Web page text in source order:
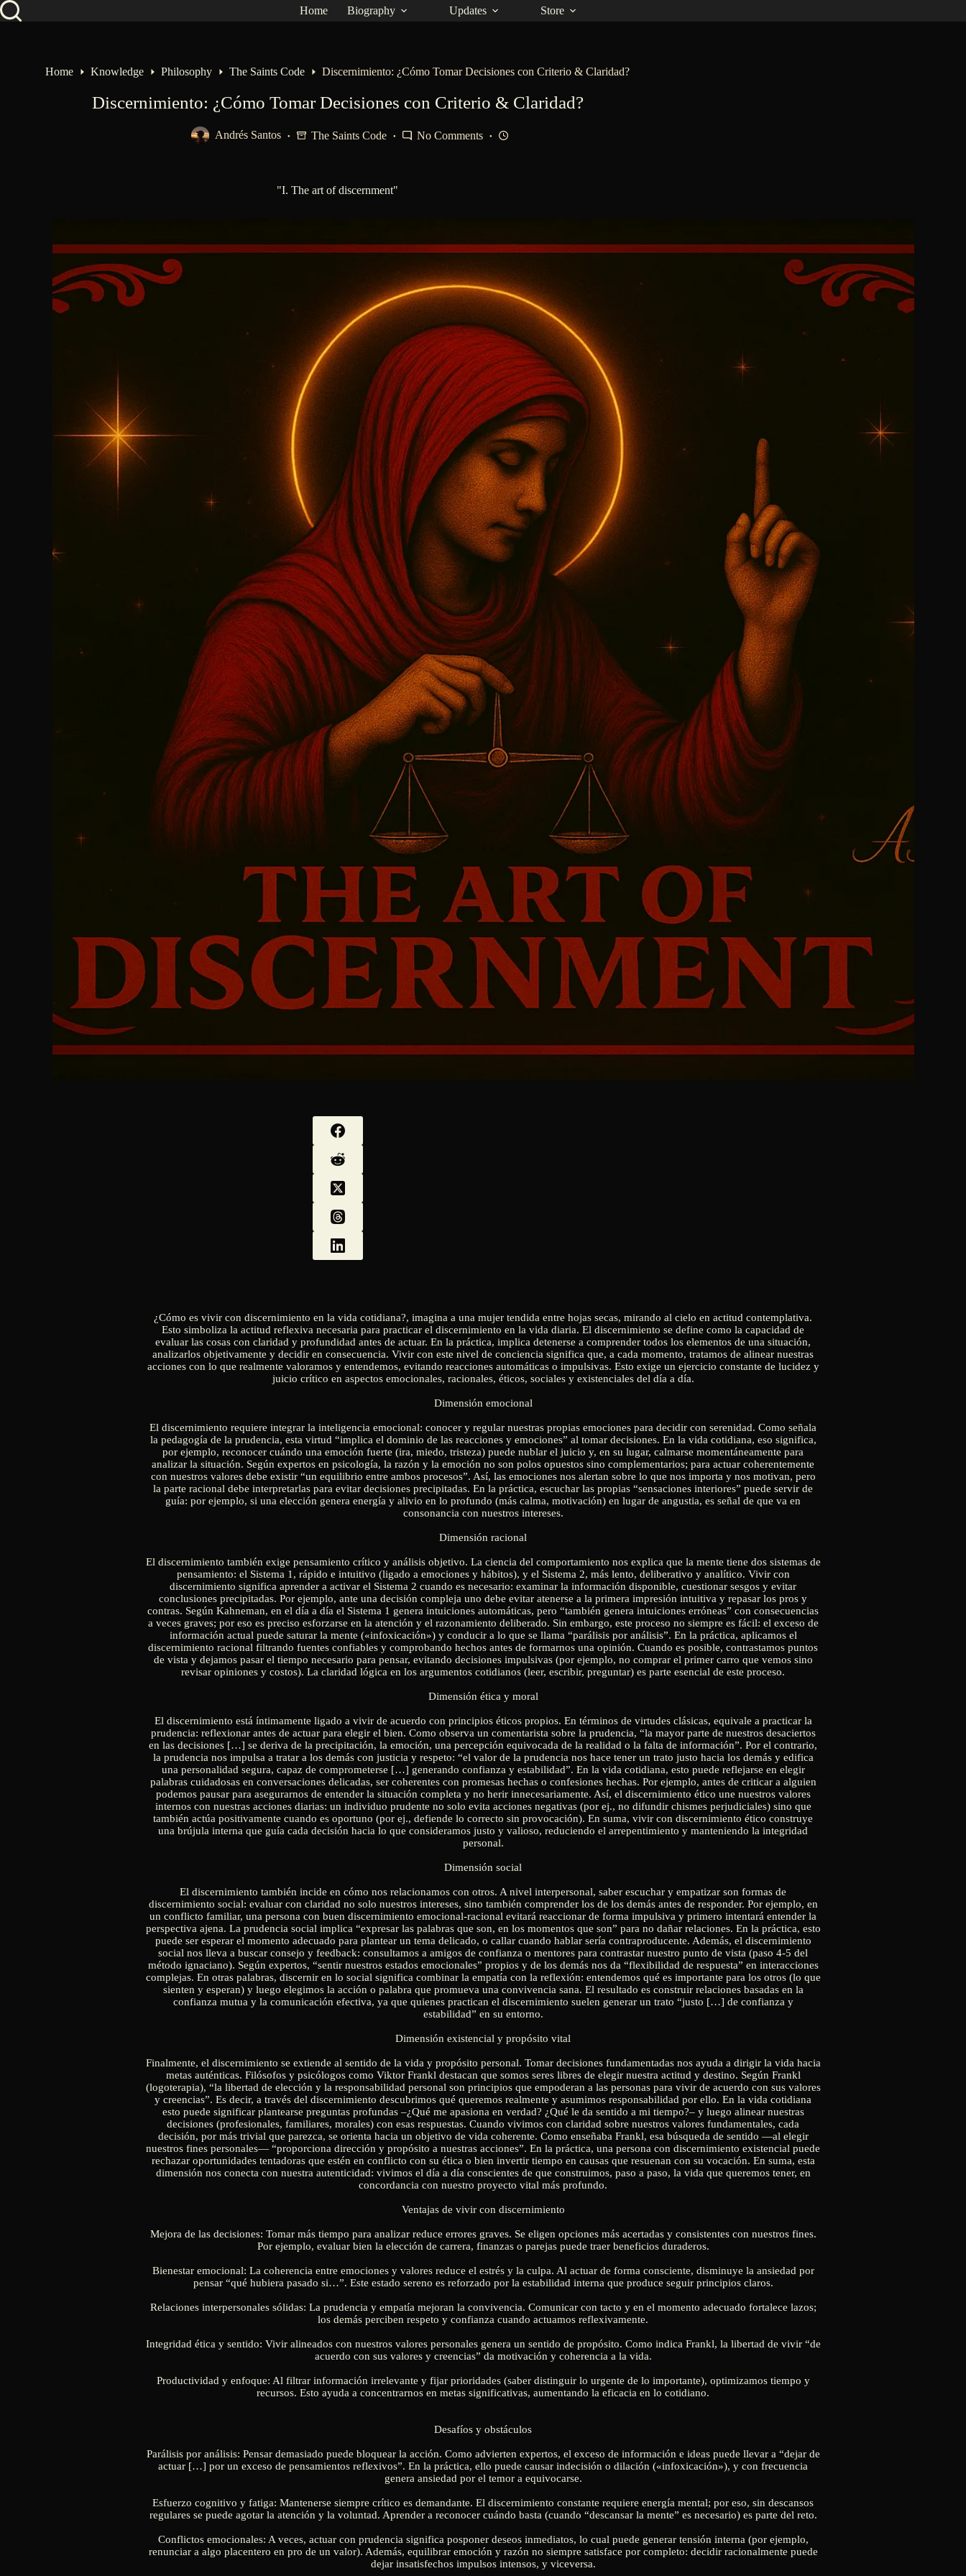
Home Biography Updates Store
Home Knowledge Philosophy The Saints Code Discernimiento: ¿Cómo Tomar Decisiones con Criterio & Claridad?
Discernimiento: ¿Cómo Tomar Decisiones con Criterio & Claridad?
Andrés Santos The Saints Code No Comments
"I. The art of discernment"
¿Cómo es vivir con discernimiento en la vida cotidiana?, imagina a una mujer tendida entre hojas secas, mirando al cielo en actitud contemplativa.
Esto simboliza la actitud reflexiva necesaria para practicar el discernimiento en la vida diaria. El discernimiento se define como la capacidad de
evaluar las cosas con claridad y profundidad antes de actuar. En la práctica, implica detenerse a comprender todos los elementos de una situación,
analizarlos objetivamente y decidir en consecuencia. Vivir con este nivel de conciencia significa que, a cada momento, tratamos de alinear nuestras
acciones con lo que realmente valoramos y entendemos, evitando reacciones automáticas o impulsivas. Esto exige un ejercicio constante de lucidez y
juicio crítico en aspectos emocionales, racionales, éticos, sociales y existenciales del día a día.
Dimensión emocional
El discernimiento requiere integrar la inteligencia emocional: conocer y regular nuestras propias emociones para decidir con serenidad. Como señala
la pedagogía de la prudencia, esta virtud “implica el dominio de las reacciones y emociones” al tomar decisiones. En la vida cotidiana, eso significa,
por ejemplo, reconocer cuándo una emoción fuerte (ira, miedo, tristeza) puede nublar el juicio y, en su lugar, calmarse momentáneamente para
analizar la situación. Según expertos en psicología, la razón y la emoción no son polos opuestos sino complementarios; para actuar coherentemente
con nuestros valores debe existir “un equilibrio entre ambos procesos”. Así, las emociones nos alertan sobre lo que nos importa y nos motivan, pero
la parte racional debe interpretarlas para evitar decisiones precipitadas. En la práctica, escuchar las propias “sensaciones interiores” puede servir de
guía: por ejemplo, si una elección genera energía y alivio en lo profundo (más calma, motivación) en lugar de angustia, es señal de que va en
consonancia con nuestros intereses.
Dimensión racional
El discernimiento también exige pensamiento crítico y análisis objetivo. La ciencia del comportamiento nos explica que la mente tiene dos sistemas de
pensamiento: el Sistema 1, rápido e intuitivo (ligado a emociones y hábitos), y el Sistema 2, más lento, deliberativo y analítico. Vivir con
discernimiento significa aprender a activar el Sistema 2 cuando es necesario: examinar la información disponible, cuestionar sesgos y evitar
conclusiones precipitadas. Por ejemplo, ante una decisión compleja uno debe evitar atenerse a la primera impresión intuitiva y repasar los pros y
contras. Según Kahneman, en el día a día el Sistema 1 genera intuiciones automáticas, pero “también genera intuiciones erróneas” con consecuencias
a veces graves; por eso es preciso esforzarse en la atención y el razonamiento deliberado. Sin embargo, este proceso no siempre es fácil: el exceso de
información actual puede saturar la mente («infoxicación») y conducir a lo que se llama “parálisis por análisis”. En la práctica, aplicamos el
discernimiento racional filtrando fuentes confiables y comprobando hechos antes de formarnos una opinión. Cuando es posible, contrastamos puntos
de vista y dejamos pasar el tiempo necesario para pensar, evitando decisiones impulsivas (por ejemplo, no comprar el primer carro que vemos sino
revisar opiniones y costos). La claridad lógica en los argumentos cotidianos (leer, escribir, preguntar) es parte esencial de este proceso.
Dimensión ética y moral
El discernimiento está íntimamente ligado a vivir de acuerdo con principios éticos propios. En términos de virtudes clásicas, equivale a practicar la
prudencia: reflexionar antes de actuar para elegir el bien. Como observa un comentarista sobre la prudencia, “la mayor parte de nuestros desaciertos
en las decisiones […] se deriva de la precipitación, la emoción, una percepción equivocada de la realidad o la falta de información”. Por el contrario,
la prudencia nos impulsa a tratar a los demás con justicia y respeto: “el valor de la prudencia nos hace tener un trato justo hacia los demás y edifica
una personalidad segura, capaz de comprometerse […] generando confianza y estabilidad”. En la vida cotidiana, esto puede reflejarse en elegir
palabras cuidadosas en conversaciones delicadas, ser coherentes con promesas hechas o confesiones hechas. Por ejemplo, antes de criticar a alguien
podemos pausar para asegurarnos de entender la situación completa y no herir innecesariamente. Así, el discernimiento ético une nuestros valores
internos con nuestras acciones diarias: un individuo prudente no solo evita acciones negativas (por ej., no difundir chismes perjudiciales) sino que
también actúa positivamente cuando es oportuno (por ej., defiende lo correcto sin provocación). En suma, vivir con discernimiento ético construye
una brújula interna que guía cada decisión hacia lo que consideramos justo y valioso, reduciendo el arrepentimiento y manteniendo la integridad
personal.
Dimensión social
El discernimiento también incide en cómo nos relacionamos con otros. A nivel interpersonal, saber escuchar y empatizar son formas de
discernimiento social: evaluar con claridad no solo nuestros intereses, sino también comprender los de los demás antes de responder. Por ejemplo, en
un conflicto familiar, una persona con buen discernimiento emocional-racional evitará reaccionar de forma impulsiva y primero intentará entender la
perspectiva ajena. La prudencia social implica “expresar las palabras que son, en los momentos que son” para no dañar relaciones. En la práctica, esto
puede ser esperar el momento adecuado para plantear un tema delicado, o callar cuando hablar sería contraproducente. Además, el discernimiento
social nos lleva a buscar consejo y feedback: consultamos a amigos de confianza o mentores para contrastar nuestro punto de vista (paso 4-5 del
método ignaciano). Según expertos, “sentir nuestros estados emocionales” propios y de los demás nos da “flexibilidad de respuesta” en interacciones
complejas. En otras palabras, discernir en lo social significa combinar la empatía con la reflexión: entendemos qué es importante para los otros (lo que
sienten y esperan) y luego elegimos la acción o palabra que promueva una convivencia sana. El resultado es construir relaciones basadas en la
confianza mutua y la comunicación efectiva, ya que quienes practican el discernimiento suelen generar un trato “justo […] de confianza y
estabilidad” en su entorno.
Dimensión existencial y propósito vital
Finalmente, el discernimiento se extiende al sentido de la vida y propósito personal. Tomar decisiones fundamentadas nos ayuda a dirigir la vida hacia
metas auténticas. Filósofos y psicólogos como Viktor Frankl destacan que somos seres libres de elegir nuestra actitud y destino. Según Frankl
(logoterapia), “la libertad de elección y la responsabilidad personal son principios que empoderan a las personas para vivir de acuerdo con sus valores
y creencias”. Es decir, a través del discernimiento descubrimos qué queremos realmente y asumimos responsabilidad por ello. En la vida cotidiana
esto puede significar plantearse preguntas profundas –¿Qué me apasiona en verdad? ¿Qué le da sentido a mi tiempo?– y luego alinear nuestras
decisiones (profesionales, familiares, morales) con esas respuestas. Cuando vivimos con claridad sobre nuestros valores fundamentales, cada
decisión, por más trivial que parezca, se orienta hacia un objetivo de vida coherente. Como enseñaba Frankl, esa búsqueda de sentido —al elegir
nuestros fines personales— “proporciona dirección y propósito a nuestras acciones”. En la práctica, una persona con discernimiento existencial puede
rechazar oportunidades tentadoras que estén en conflicto con su ética o bien invertir tiempo en causas que resuenan con su vocación. En suma, esta
dimensión nos conecta con nuestra autenticidad: vivimos el día a día conscientes de que construimos, paso a paso, la vida que queremos tener, en
concordancia con nuestro proyecto vital más profundo.
Ventajas de vivir con discernimiento
Mejora de las decisiones: Tomar más tiempo para analizar reduce errores graves. Se eligen opciones más acertadas y consistentes con nuestros fines.
Por ejemplo, evaluar bien la elección de carrera, finanzas o parejas puede traer beneficios duraderos.
Bienestar emocional: La coherencia entre emociones y valores reduce el estrés y la culpa. Al actuar de forma consciente, disminuye la ansiedad por
pensar “qué hubiera pasado si…”. Este estado sereno es reforzado por la estabilidad interna que produce seguir principios claros.
Relaciones interpersonales sólidas: La prudencia y empatía mejoran la convivencia. Comunicar con tacto y en el momento adecuado fortalece lazos;
los demás perciben respeto y confianza cuando actuamos reflexivamente.
Integridad ética y sentido: Vivir alineados con nuestros valores personales genera un sentido de propósito. Como indica Frankl, la libertad de vivir “de
acuerdo con sus valores y creencias” da motivación y coherencia a la vida.
Productividad y enfoque: Al filtrar información irrelevante y fijar prioridades (saber distinguir lo urgente de lo importante), optimizamos tiempo y
recursos. Esto ayuda a concentrarnos en metas significativas, aumentando la eficacia en lo cotidiano.
Desafíos y obstáculos
Parálisis por análisis: Pensar demasiado puede bloquear la acción. Como advierten expertos, el exceso de información e ideas puede llevar a “dejar de
actuar […] por un exceso de pensamientos reflexivos”. En la práctica, ello puede causar indecisión o dilación («infoxicación»), y con frecuencia
genera ansiedad por el temor a equivocarse.
Esfuerzo cognitivo y fatiga: Mantenerse siempre crítico es demandante. El discernimiento constante requiere energía mental; por eso, sin descansos
regulares se puede agotar la atención y la voluntad. Aprender a reconocer cuándo basta (cuando “descansar la mente” es necesario) es parte del reto.
Conflictos emocionales: A veces, actuar con prudencia significa posponer deseos inmediatos, lo cual puede generar tensión interna (por ejemplo,
renunciar a algo placentero en pro de un valor). Además, equilibrar emoción y razón no siempre satisface por completo: decidir racionalmente puede
dejar insatisfechos impulsos intensos, y viceversa.